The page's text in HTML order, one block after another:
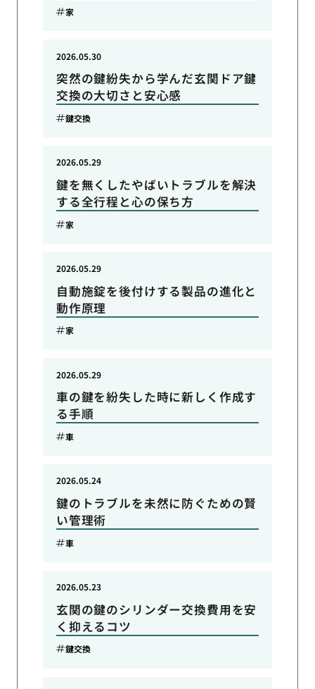
家
突然の鍵紛失から学んだ玄関ドア鍵
交換の大切さと安心感
2026.05.30
鍵交換
鍵を無くしたやばいトラブルを解決
する全行程と心の保ち方
2026.05.29
家
自動施錠を後付けする製品の進化と
動作原理
2026.05.29
家
車の鍵を紛失した時に新しく作成す
る手順
2026.05.29
車
鍵のトラブルを未然に防ぐための賢
い管理術
2026.05.24
車
玄関の鍵のシリンダー交換費用を安
く抑えるコツ
2026.05.23
鍵交換